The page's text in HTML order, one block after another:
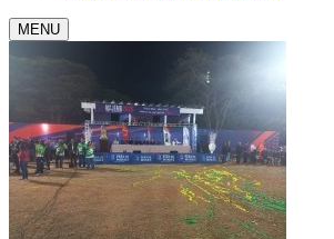
MENU